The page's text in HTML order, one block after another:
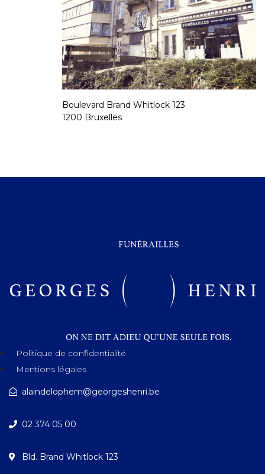
Boulevard Brand Whitlock 123
1200 Bruxelles
Politique de confidentialité
Mentions légales
alaindelophem@georgeshenri.be
02 374 05 00
Bld. Brand Whitlock 123